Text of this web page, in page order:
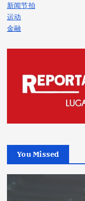
新闻节拍
运动
金融
You Missed